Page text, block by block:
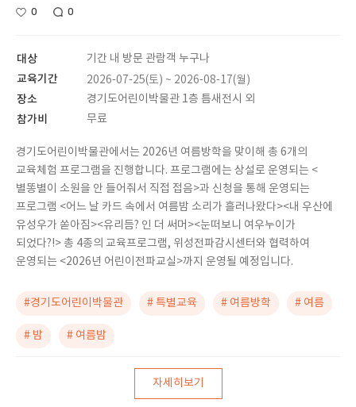
0 0
대상 기간 내 방문 관람객 누구나
교육기간 2026-07-25(토) ~ 2026-08-17(월)
장소 경기도어린이박물관 1층 틈새전시 외
참가비 무료
경기도어린이박물관에서는 2026년 여름방학을 맞이해 총 6개의
교육체험 프로그램을 진행합니다. 프로그램에는 상설로 운영되는 <
별똥별이 소원을 안 들어줘서 직접 접음>과 신청을 통해 운영되는
프로그램 <어느 날 카드 속에서 여름밤 소리가 흘러나왔다><내 우산에
유성우가 쏟아짐><유리듬? 인 더 써머><눈떠보니 여우누이가
되었다?!> 총 4종의 교육프로그램, 위성전파감시센터와 협력하여
운영되는 <2026년 어린이전파교실>까지 운영될 예정입니다.
#경기도어린이박물관 # 특별교육 # 여름방학 # 여름
# 밤 # 여름밤
자세히보기